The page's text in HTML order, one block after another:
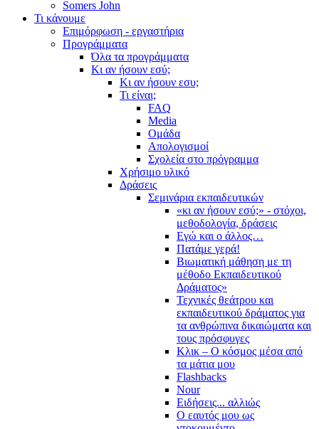
Somers John
Τι κάνουμε
Επιμόρφωση - εργαστήρια
Προγράμματα
Όλα τα προγράμματα
Κι αν ήσουν εσύ;
Κι αν ήσουν εσυ;
Τι είναι;
FAQ
Media
Ομάδα
Απολογισμοί
Σχολεία στο πρόγραμμα
Χρήσιμο υλικό
Δράσεις
Σεμινάρια εκπαιδευτικών
«κι αν ήσουν εσύ;» - στόχοι,
μεθοδολογία, δράσεις
Εγώ και ο άλλος…
Πατάμε γερά!
Βιωματική μάθηση με τη
μέθοδο Εκπαιδευτικού
Δράματος»
Τεχνικές θεάτρου και
εκπαιδευτικού δράματος για
τα ανθρώπινα δικαιώματα και
τους πρόσφυγες
Κλικ – Ο κόσμος μέσα από
τα μάτια μου
Flashbacks
Nour
Ειδήσεις... αλλιώς
Ο εαυτός μου ως